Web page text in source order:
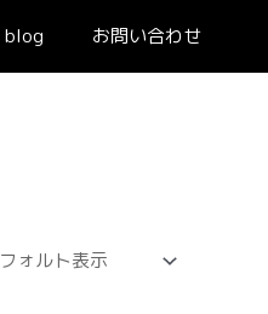
blog お問い合わせ